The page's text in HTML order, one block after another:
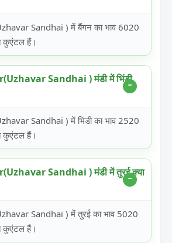
Sandhai ) में बैंगन का भाव 6020
कुएंटल हैं।
Sandhai ) मंडी में भिंडी
Sandhai ) में भिंडी का भाव 2520
कुएंटल हैं।
Sandhai ) मंडी में तुरई क्या
Sandhai ) में तुरई का भाव 5020
कुएंटल हैं।